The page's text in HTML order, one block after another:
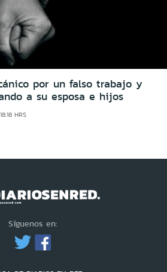
por un falso trabajo y
a su esposa e hijos
HRS
Síguenos en: